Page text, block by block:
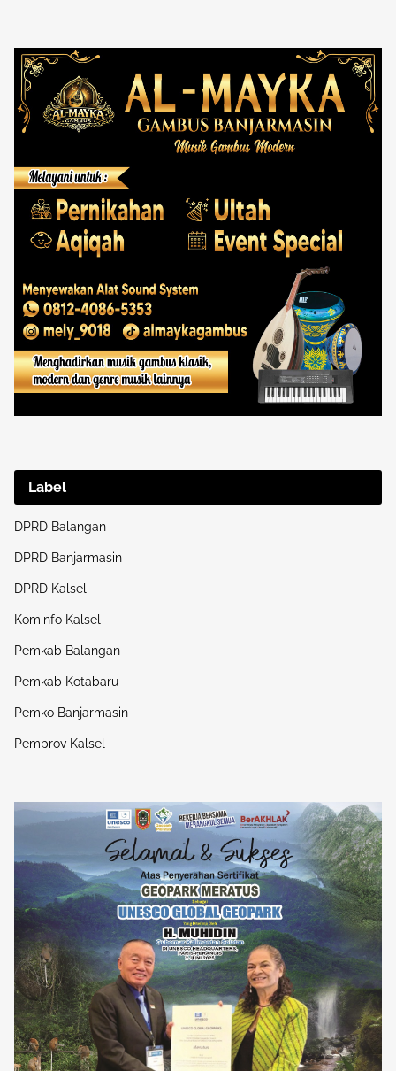
Label
DPRD Balangan
DPRD Banjarmasin
DPRD Kalsel
Kominfo Kalsel
Pemkab Balangan
Pemkab Kotabaru
Pemko Banjarmasin
Pemprov Kalsel